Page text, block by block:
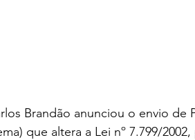
Brandão anunciou o envio de
que altera a Lei nº 7.799/